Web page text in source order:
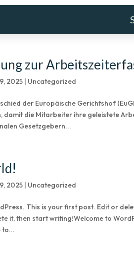
zur
2025 | Uncategorized
der Europäische Gerichtshof
damit die Mitarbeiter ihre geleistete
Gesetzgebern...
2025 | Uncategorized
This is your first post. Edit or
it, then start writing!Welcome to
to...